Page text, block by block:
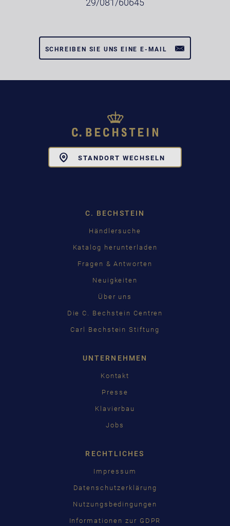
29/081/60645
SCHREIBEN SIE UNS EINE E-MAIL
STANDORT WECHSELN
C. BECHSTEIN
Händlersuche
Katalog herunterladen
Fragen & Antworten
Neuigkeiten
Über uns
Die C. Bechstein Centren
Carl Bechstein Stiftung
UNTERNEHMEN
Kontakt
Presse
Klavierbau
Jobs
RECHTLICHES
Impressum
Datenschutzerklärung
Nutzungsbedingungen
Informationen zur GDPR